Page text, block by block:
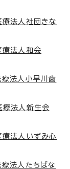
法人社団きな
法人和会
法人小早川歯
法人新生会
法人いずみ心
法人たちばな